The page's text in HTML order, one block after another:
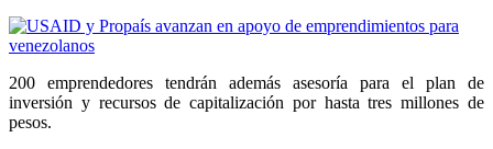
200 emprendedores tendrán además asesoría para el plan de
inversión y recursos de capitalización por hasta tres millones de
pesos.